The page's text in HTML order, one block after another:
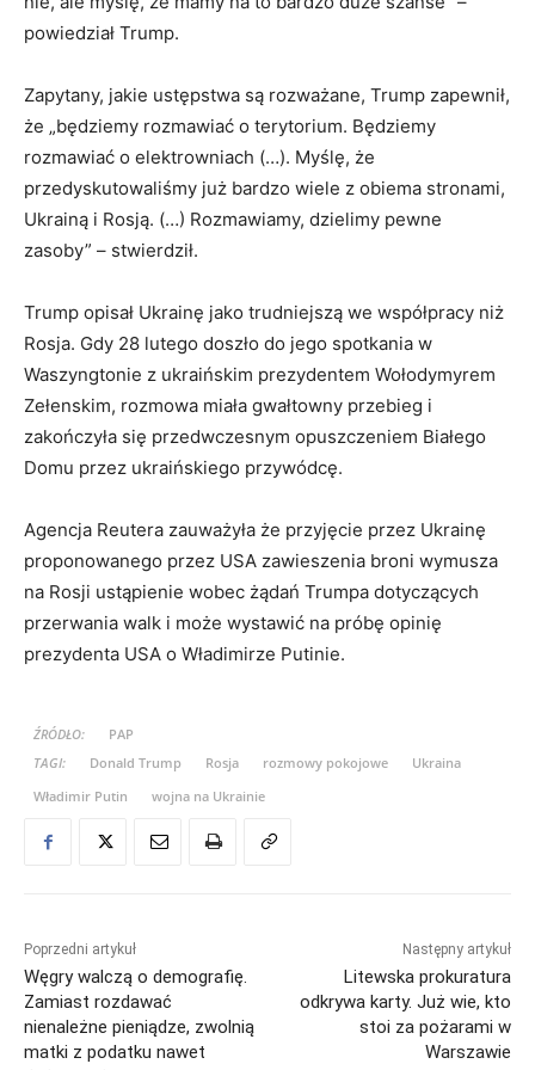
powiedział Trump.
Zapytany, jakie ustępstwa są rozważane, Trump zapewnił,
że „będziemy rozmawiać o terytorium. Będziemy
rozmawiać o elektrowniach (…). Myślę, że
przedyskutowaliśmy już bardzo wiele z obiema stronami,
Ukrainą i Rosją. (…) Rozmawiamy, dzielimy pewne
zasoby” – stwierdził.
Trump opisał Ukrainę jako trudniejszą we współpracy niż
Rosja. Gdy 28 lutego doszło do jego spotkania w
Waszyngtonie z ukraińskim prezydentem Wołodymyrem
Zełenskim, rozmowa miała gwałtowny przebieg i
zakończyła się przedwczesnym opuszczeniem Białego
Domu przez ukraińskiego przywódcę.
Agencja Reutera zauważyła że przyjęcie przez Ukrainę
proponowanego przez USA zawieszenia broni wymusza
na Rosji ustąpienie wobec żądań Trumpa dotyczących
przerwania walk i może wystawić na próbę opinię
prezydenta USA o Władimirze Putinie.
ŹRÓDŁO:
PAP
TAGI:
Donald Trump Rosja rozmowy pokojowe
Ukraina
Władimir Putin
wojna na Ukrainie
Poprzedni artykuł
Węgry walczą o demografię.
Zamiast rozdawać
nienależne pieniądze, zwolnią
matki z podatku nawet
Następny artykuł
Litewska prokuratura
odkrywa karty. Już wie, kto
stoi za pożarami w
Warszawie